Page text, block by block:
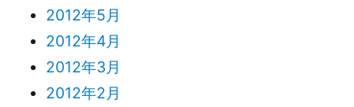
2012年5月
2012年4月
2012年3月
2012年2月